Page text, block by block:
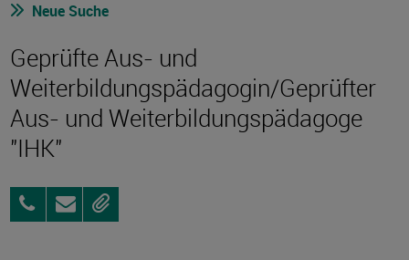
Neue Suche
Geprüfte Aus- und
Weiterbildungspädagogin/Geprüfter
Aus- und Weiterbildungspädagoge
"IHK"
03831
4349960
AnfragenMerken